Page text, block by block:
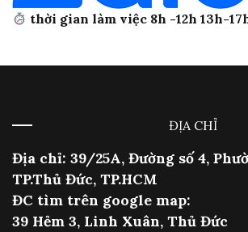
thời gian làm việc 8h -12h 13h-
ĐỊA CHỈ
Địa chỉ: 39/25A, Đường số 4,
TP.Thủ Đức, TP.HCM
ĐC tìm trên google map:
39 Hẻm 3, Linh Xuân, Thủ Đức